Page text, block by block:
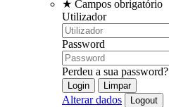
★ Campos obrigatório
Utilizador
Password
Perdeu a sua password?
Alterar dados